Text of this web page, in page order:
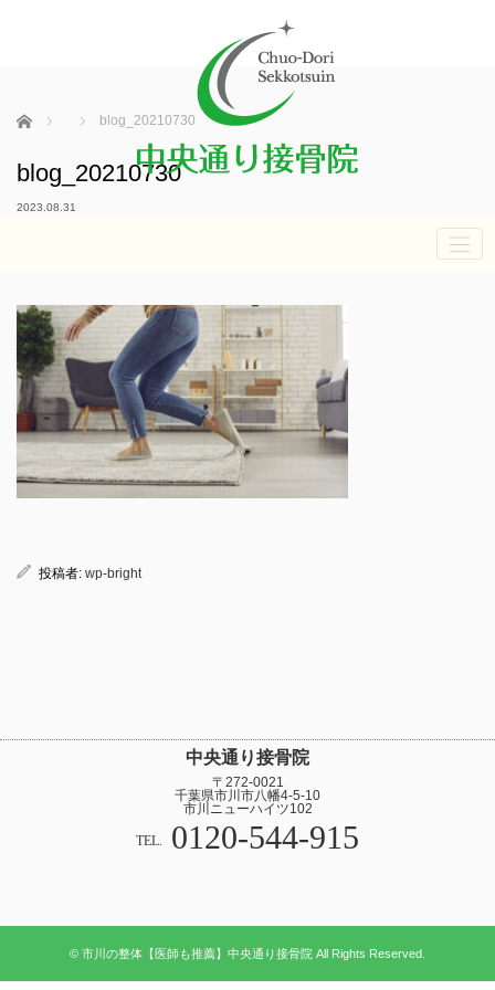
ホーム blog_20210730
blog_20210730
2023.08.31
投稿者: wp-bright
中央通り接骨院
〒272-0021
千葉県市川市八幡4-5-10
市川ニューハイツ102
TEL. 0120-544-915
© 市川の整体【医師も推薦】中央通り接骨院 All Rights Reserved.